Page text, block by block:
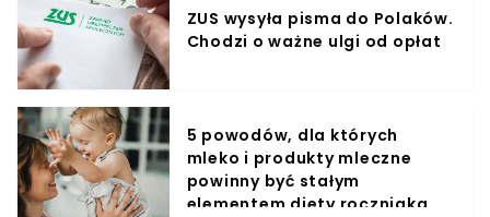
ZUS wysyła pisma do Polaków.
Chodzi o ważne ulgi od opłat
5 powodów, dla których
mleko i produkty mleczne
powinny być stałym
elementem diety roczniaka